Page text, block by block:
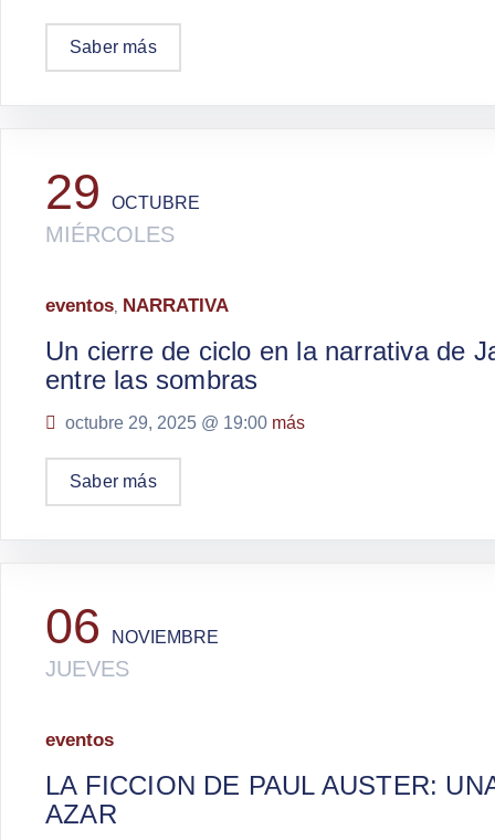
Saber más
29OCTUBRE
MIÉRCOLES
eventos NARRATIVA
Un cierre de ciclo en la narrativa de
entre las sombras
octubre 29, 2025 @ 19:00 más
Saber más
06NOVIEMBRE
JUEVES
eventos
LA FICCION DE PAUL AUSTER:
AZAR